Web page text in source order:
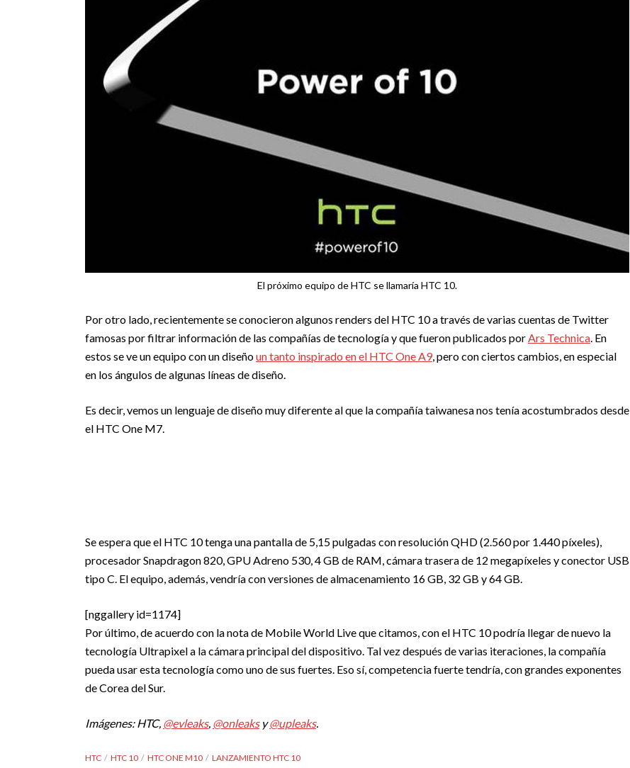
El próximo equipo de HTC se llamaría HTC 10.
Por otro lado, recientemente se conocieron algunos renders del HTC 10 a través de varias cuentas de Twitter
famosas por filtrar información de las compañías de tecnología y que fueron publicados porArs Technica. En
estos se ve un equipo con un diseñoun tanto inspirado en el HTC One A9, pero con ciertos cambios, en especial
en los ángulos de algunas líneas de diseño.
Es decir, vemos un lenguaje de diseño muy diferente al que la compañía taiwanesa nos tenía acostumbrados desde
el HTC One M7.
Se espera que el HTC 10 tenga una pantalla de 5,15 pulgadas con resolución QHD (2.560 por 1.440 píxeles),
procesador Snapdragon 820, GPU Adreno 530, 4 GB de RAM, cámara trasera de 12 megapíxeles y conector USB
tipo C. El equipo, además, vendría con versiones de almacenamiento 16 GB, 32 GB y 64 GB.
[nggallery id=1174]
Por último, de acuerdo con la nota de Mobile World Live que citamos, con el HTC 10 podría llegar de nuevo la
tecnología Ultrapixel a la cámara principal del dispositivo. Tal vez después de varias iteraciones, la compañía
pueda usar esta tecnología como uno de sus fuertes. Eso sí, competencia fuerte tendría, con grandes exponentes
de Corea del Sur.
Imágenes: HTC, @evleaks, @onleaksy@upleaks.
HTC HTC 10 HTC ONE M10 LANZAMIENTO HTC 10